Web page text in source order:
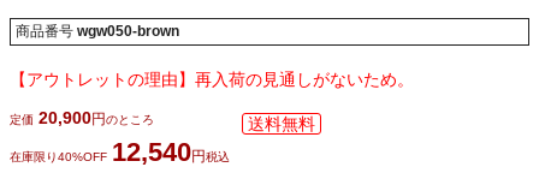
商品番号 wgw050-brown
【アウトレットの理由】再入荷の見通しがないため。
定価 20,900 のところ
在庫限り40%OFF 12,540 税込